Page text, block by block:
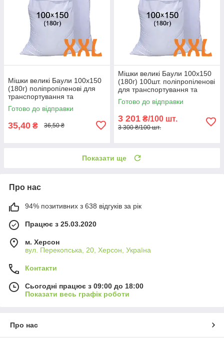
Мішки великі Баули 100x150
(180г) поліпропіленові для
транспортування та
зберігання
Готово до відправки
35,40 ₴ 36,50 ₴
Мішки великі Баули 100x150
(180г) 100шт. поліпропіленові
для транспортування та
зберігання
Готово до відправки
3 201 ₴/100 шт.
3 300 ₴/100 шт.
Показати ще
Про нас
94% позитивних з 638 відгуків за рік
Працює з 25.03.2020
м. Херсон
вул. Перекопська, 20, Херсон, Україна
Контакти
Сьогодні працює з 09:00 до 18:00
Показати весь графік роботи
Про нас